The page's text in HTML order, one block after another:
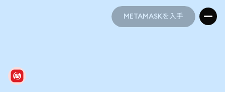
METAMASKを入手